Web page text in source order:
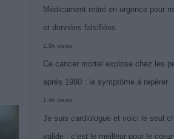
Médicament retiré en urgence pour
et données falsifiées
2.9k views
Ce cancer mortel explose chez les
après 1980 : le symptôme à repérer
1.9k views
Je suis cardiologue et voici le seul
valide : c’est le meilleur pour le cœur